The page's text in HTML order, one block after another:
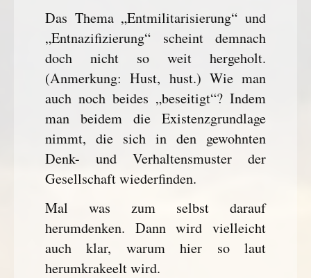
Das Thema „Entmilitarisierung“ und
„Entnazifizierung“ scheint demnach
doch nicht so weit hergeholt.
(Anmerkung: Hust, hust.) Wie man
auch noch beides „beseitigt“? Indem
man beidem die Existenzgrundlage
nimmt, die sich in den gewohnten
Denk- und Verhaltensmuster der
Gesellschaft wiederfinden.
Mal was zum selbst darauf
herumdenken. Dann wird vielleicht
auch klar, warum hier so laut
herumkrakeelt wird.